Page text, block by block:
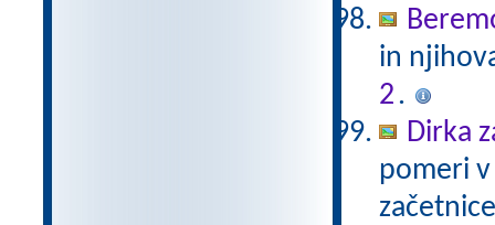
in
2.
Dirka
pomeri